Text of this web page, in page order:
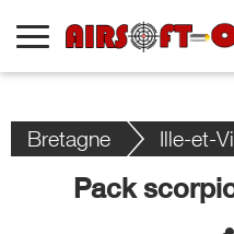
Bretagne Ille-et-
Pack